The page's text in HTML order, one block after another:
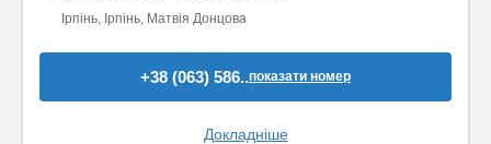
Ірпінь, Ірпінь, Матвія Донцова
+38 (063) 586..показати номер
Докладніше